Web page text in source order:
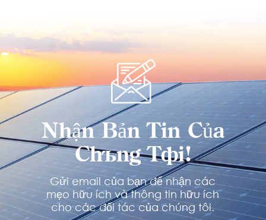
Nhận Bản Tin Của
Chúng Tôi!
Gửi email của bạn để nhận các
mẹo hữu ích và thông tin hữu ích
cho các đối tác của chúng tôi.